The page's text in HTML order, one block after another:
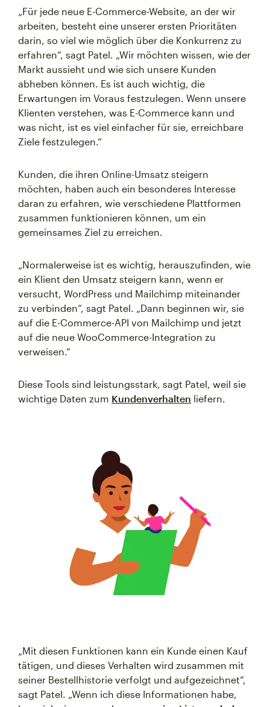
„Für jede neue E-Commerce-Website, an der wir
arbeiten, besteht eine unserer ersten Prioritäten
darin, so viel wie möglich über die Konkurrenz zu
erfahren“, sagt Patel. „Wir möchten wissen, wie der
Markt aussieht und wie sich unsere Kunden
abheben können. Es ist auch wichtig, die
Erwartungen im Voraus festzulegen. Wenn unsere
Klienten verstehen, was E-Commerce kann und
was nicht, ist es viel einfacher für sie, erreichbare
Ziele festzulegen.“
Kunden, die ihren Online-Umsatz steigern
möchten, haben auch ein besonderes Interesse
daran zu erfahren, wie verschiedene Plattformen
zusammen funktionieren können, um ein
gemeinsames Ziel zu erreichen.
„Normalerweise ist es wichtig, herauszufinden, wie
ein Klient den Umsatz steigern kann, wenn er
versucht, WordPress und Mailchimp miteinander
zu verbinden“, sagt Patel. „Dann beginnen wir, sie
auf die E-Commerce-API von Mailchimp und jetzt
auf die neue WooCommerce-Integration zu
verweisen.“
Diese Tools sind leistungsstark, sagt Patel, weil sie
wichtige Daten zum Kundenverhalten liefern.
„Mit diesen Funktionen kann ein Kunde einen Kauf
tätigen, und dieses Verhalten wird zusammen mit
seiner Bestellhistorie verfolgt und aufgezeichnet“,
sagt Patel. „Wenn ich diese Informationen habe,